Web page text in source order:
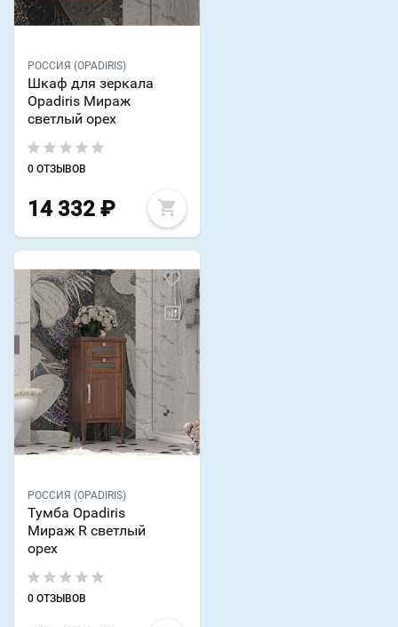
РОССИЯ (OPADIRIS)
Шкаф для зеркала
Opadiris Мираж
светлый орех
0 ОТЗЫВОВ
14 332 ₽
РОССИЯ (OPADIRIS)
Тумба Opadiris
Мираж R светлый
орех
0 ОТЗЫВОВ